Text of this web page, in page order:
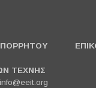
ΤΕΧΝΗΣ
info@eeit.org